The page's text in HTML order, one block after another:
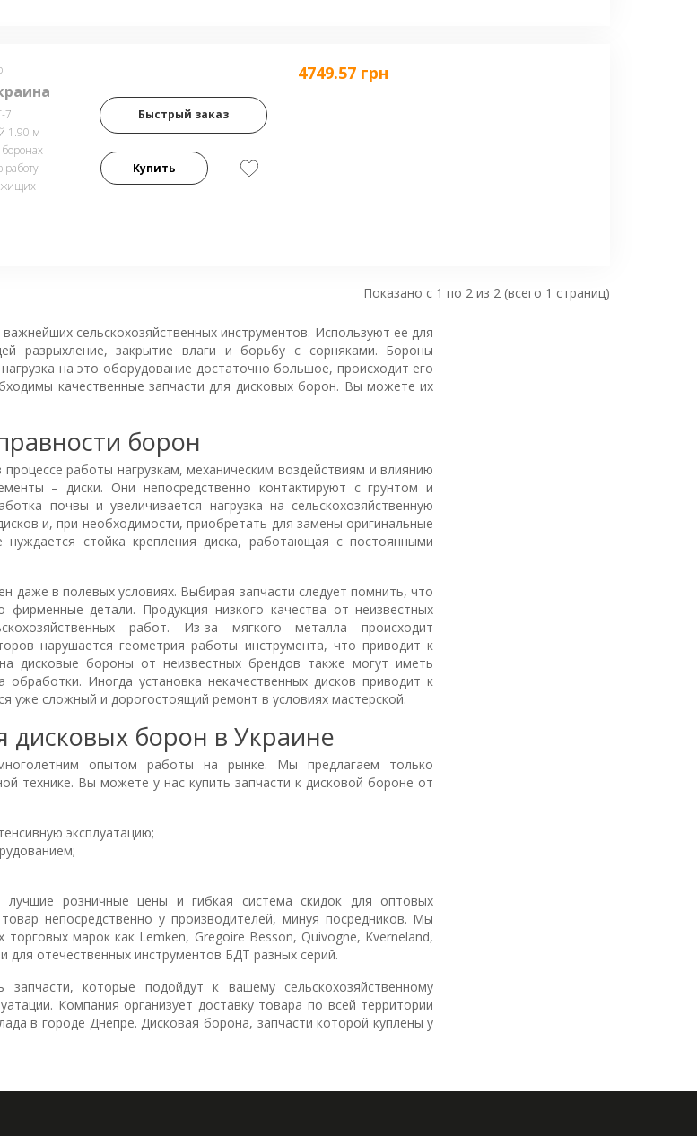
7
1.90 м
4749.57 грн
Быстрый заказ
Купить
Показано с 1 по 2 из 2 (всего 1 страниц)
сельскохозяйственных инструментов. Используют ее для
разрыхление, закрытие влаги и борьбу с сорняками. Бороны
на это оборудование достаточно большое, происходит его
качественные запчасти для дисковых борон. Вы можете их
борон
работы нагрузкам, механическим воздействиям и влиянию
– диски. Они непосредственно контактируют с грунтом и
почвы и увеличивается нагрузка на сельскохозяйственную
и, при необходимости, приобретать для замены оригинальные
стойка крепления диска, работающая с постоянными
в полевых условиях. Выбирая запчасти следует помнить, что
детали. Продукция низкого качества от неизвестных
работ. Из-за мягкого металла происходит
нарушается геометрия работы инструмента, что приводит к
дисковые бороны от неизвестных брендов также могут иметь
Иногда установка некачественных дисков приводит к
уже сложный и дорогостоящий ремонт в условиях мастерской.
дисковых борон в Украине
опытом работы на рынке. Мы предлагаем только
технике. Вы можете у нас купить запчасти к дисковой бороне от
эксплуатацию;
лучшие розничные цены и гибкая система скидок для оптовых
непосредственно у производителей, минуя посредников. Мы
марок как Lemken, Gregoire Besson, Quivogne, Kverneland,
для отечественных инструментов БДТ разных серий.
которые подойдут к вашему сельскохозяйственному
Компания организует доставку товара по всей территории
в городе Днепре. Дисковая борона, запчасти которой куплены у